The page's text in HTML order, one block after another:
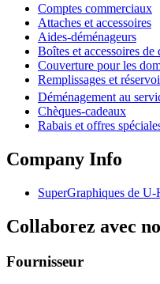
Comptes commerciaux
Attaches et accessoires
Aides-déménageurs
Boîtes et accessoires de
Couverture pour les
Remplissages et
Déménagement au
Chèques-cadeaux
Rabais et offres
Company Info
SuperGraphiques de U-
Collaborez avec
Fournisseur